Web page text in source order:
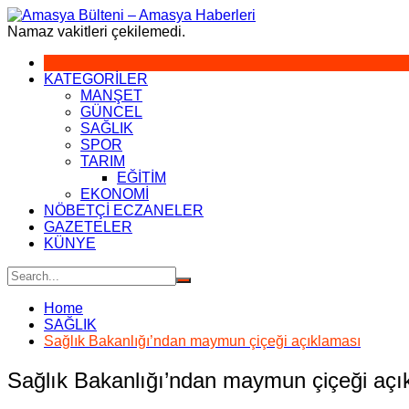
Skip
to
Namaz vakitleri çekilemedi.
KATEGORİLER
MANŞET
GÜNCEL
SAĞLIK
SPOR
TARIM
EĞİTİM
EKONOMİ
NÖBETÇİ ECZANELER
GAZETELER
KÜNYE
Home
SAĞLIK
Sağlık Bakanlığı’ndan maymun çiçeği açıklaması
Sağlık Bakanlığı’ndan maymun çiçeği